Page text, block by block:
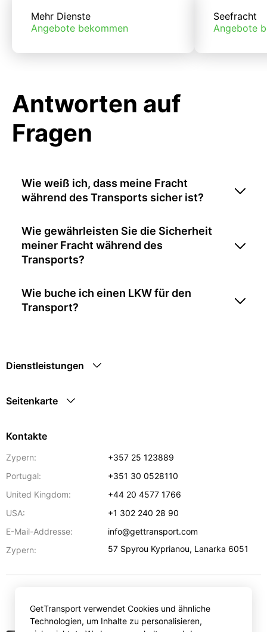
Mehr Dienste
Angebote bekommen
Seefracht
Angebote
Antworten auf
Fragen
Wie weiß ich, dass meine Fracht
während des Transports sicher ist?
Wie gewährleisten Sie die Sicherheit
meiner Fracht während des
Transports?
Wie buche ich einen LKW für den
Transport?
Dienstleistungen
Seitenkarte
Kontakte
Zypern:
+357 25 123889
Portugal:
+351 30 0528110
United Kingdom:
+44 20 4577 1766
USA:
+1 302 240 28 90
E-Mail-Addresse:
info@gettransport.com
Zypern:
57 Spyrou Kyprianou, Lanarka 6051
EUR
GetTransport verwendet Cookies und ähnliche
Technologien, um Inhalte zu personalisieren,